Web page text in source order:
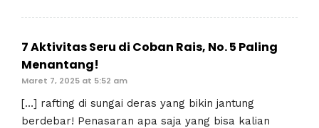
7 Aktivitas Seru di Coban Rais, No. 5 Paling
Menantang!
Maret 7, 2025 at 5:52 am
[…] rafting di sungai deras yang bikin jantung
berdebar! Penasaran apa saja yang bisa kalian